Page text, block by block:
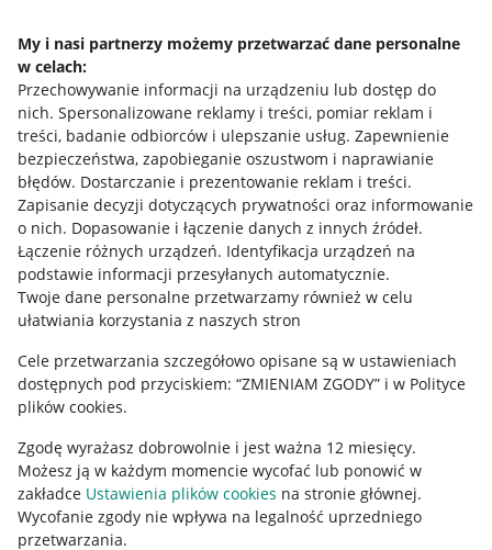
My i nasi partnerzy możemy przetwarzać dane personalne
w celach:
Przechowywanie informacji na urządzeniu lub dostęp do
nich. Spersonalizowane reklamy i treści, pomiar reklam i
treści, badanie odbiorców i ulepszanie usług. Zapewnienie
bezpieczeństwa, zapobieganie oszustwom i naprawianie
błędów. Dostarczanie i prezentowanie reklam i treści.
Zapisanie decyzji dotyczących prywatności oraz informowanie
o nich. Dopasowanie i łączenie danych z innych źródeł.
Łączenie różnych urządzeń. Identyfikacja urządzeń na
podstawie informacji przesyłanych automatycznie.
Twoje dane personalne przetwarzamy również w celu
ułatwiania korzystania z naszych stron
Cele przetwarzania szczegółowo opisane są w ustawieniach
dostępnych pod przyciskiem: “ZMIENIAM ZGODY” i w Polityce
plików cookies.
Zgodę wyrażasz dobrowolnie i jest ważna 12 miesięcy.
Możesz ją w każdym momencie wycofać lub ponowić w
zakładce Ustawienia plików cookies na stronie głównej.
Wycofanie zgody nie wpływa na legalność uprzedniego
przetwarzania.
Allegro Gadane dla sprzedających
Allegro Gadane dla kupujących
Mapa miejscowości
Informacje prawne
Regulamin
Polityka plików "cookies"
Ustawienia plików "cookies"
Udostępnianie lokalizacji
Informacje dla Aktu o Usługach Cyfrowych
Pobierz aplikację